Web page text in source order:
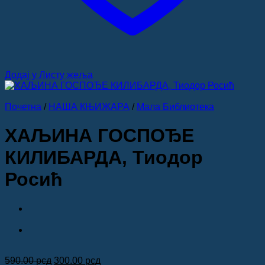
Додај у Листу жеља
Почетна / НАША КЊИЖАРА / Мала Библиотека
ХАЉИНА ГОСПОЂЕ
КИЛИБАРДА, Тиодор
Росић
590.00рсд Оригинална
300.00 рсд